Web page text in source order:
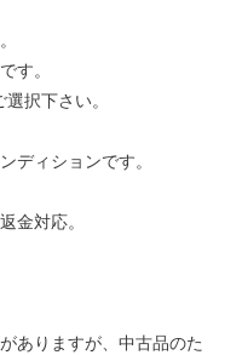
す。
択下さい。
ディションです。
金対応。
ありますが、中古品のた